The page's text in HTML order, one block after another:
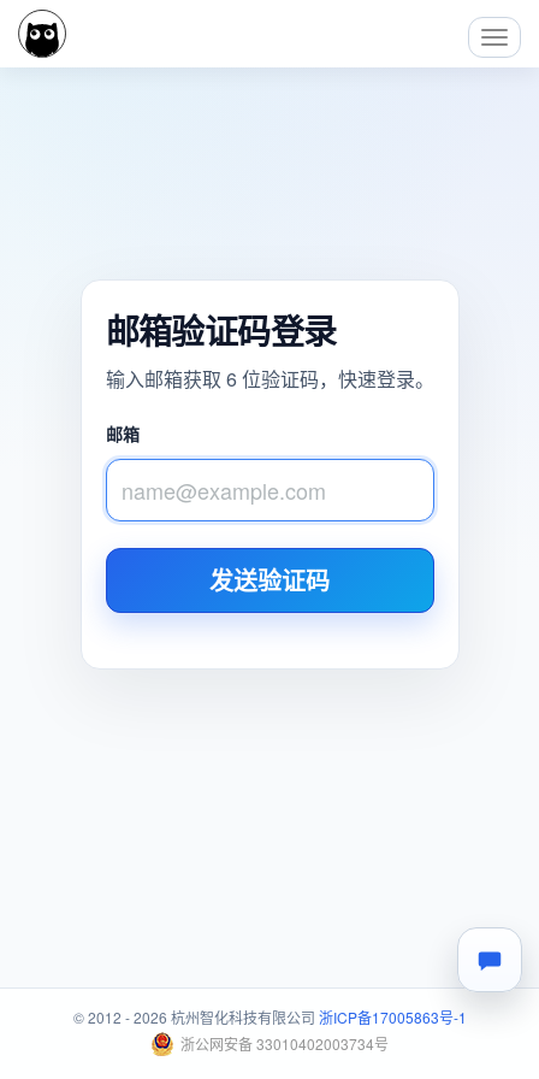
邮箱验证码登录
输入邮箱获取 6 位验证码，快速登录。
邮箱
发送验证码
© 2012 - 2026 杭州智化科技有限公司 浙ICP备17005863号-1
浙公网安备 33010402003734号